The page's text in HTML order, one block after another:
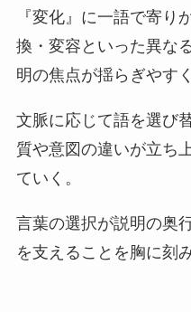
『変化』に一語で寄り
換・変容といった異な
明の焦点が揺らぎやす
文脈に応じて語を選び
質や意図の違いが立ち
ていく。
言葉の選択が説明の奥
を支えることを胸に刻